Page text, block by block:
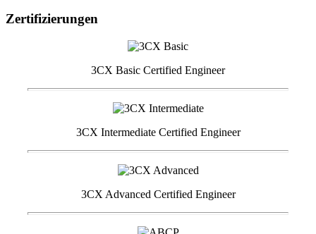
Zertifizierungen
3CX Basic Certified Engineer
3CX Intermediate Certified Engineer
3CX Advanced Certified Engineer